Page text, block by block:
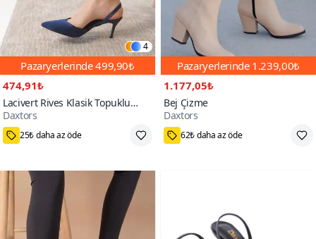
4
Pazaryerlerinde499,90₺
474,91₺
Lacivert Rives Klasik Topuklu
Ayakkabı
Daxtors
39
Pazaryerlerinde 1.239,00₺
1.177,05₺
Bej Çizme
Daxtors
36,37,38,39